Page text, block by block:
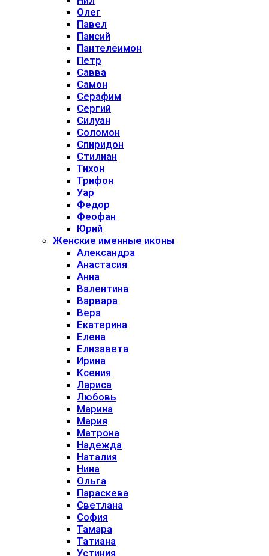
Олег
Павел
Паисий
Пантелеимон
Петр
Савва
Самон
Серафим
Сергий
Силуан
Соломон
Спиридон
Стилиан
Тихон
Трифон
Уар
Федор
Феофан
Юрий
Женские именные иконы
Александра
Анастасия
Анна
Валентина
Варвара
Вера
Екатерина
Елена
Елизавета
Ирина
Ксения
Лариса
Любовь
Марина
Мария
Матрона
Надежда
Наталия
Нина
Ольга
Параскева
Светлана
София
Тамара
Татиана
Устиния